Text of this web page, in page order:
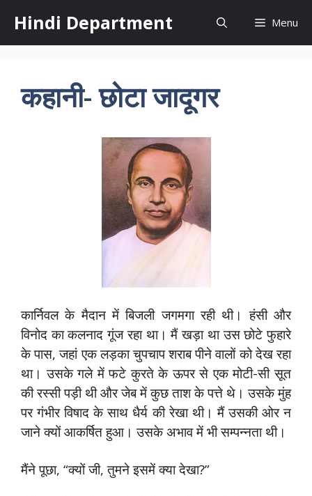
content
Hindi Department Menu
कहानी- छोटा जादूगर
कार्निवल के मैदान में बिजली जगमगा रही थी। हंसी और
विनोद का कलनाद गूंज रहा था। मैं खड़ा था उस छोटे फुहारे
के पास, जहां एक लड़का चुपचाप शराब पीने वालों को देख रहा
था। उसके गले में फटे कुरते के ऊपर से एक मोटी-सी सूत
की रस्सी पड़ी थी और जेब में कुछ ताश के पत्ते थे। उसके मुंह
पर गंभीर विषाद के साथ धैर्य की रेखा थी। मैं उसकी ओर न
जाने क्यों आकर्षित हुआ। उसके अभाव में भी सम्पन्नता थी।
मैंने पूछा, “क्यों जी, तुमने इसमें क्या देखा?”